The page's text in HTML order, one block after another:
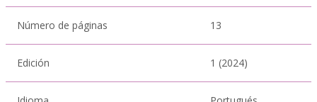
Número de páginas 13
Edición 1 (2024)